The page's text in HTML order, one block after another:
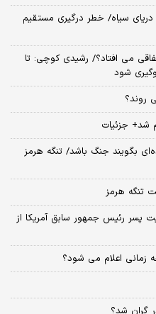
سیاه/ خطر درگیری مستقیم
می افتاد؟/ رشیدی کوچی: تا
شود
روند؟
شد+ جزئیات
بگویند جنگ باشد/ تنگه هرمز
تنگه هرمز
رئیس جمهور سابق آمریکا از
گران شد؟